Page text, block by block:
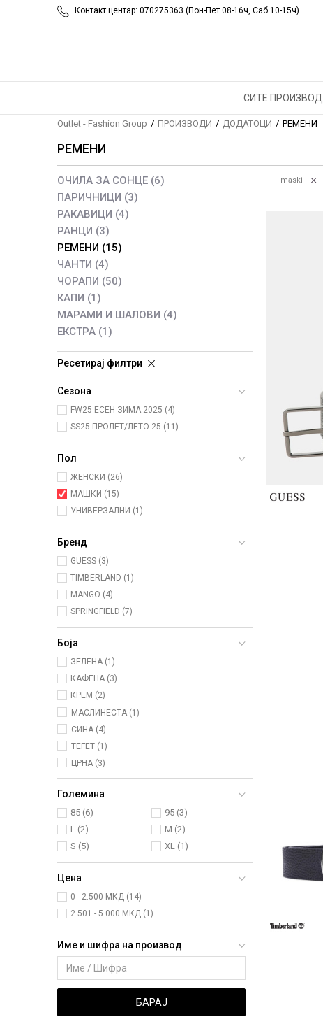
Контакт центар: 070275363 (Пон-Пет 08-16ч, Саб 10-15ч)
СИТЕ
Outlet - Fashion Group ПРОИЗВОДИ ДОДАТОЦИ РЕМЕНИ
РЕМЕНИ
ОЧИЛА ЗА СОНЦЕ (6)
ПАРИЧНИЦИ (3)
РАКАВИЦИ (4)
РАНЦИ (3)
РЕМЕНИ (15)
ЧАНТИ (4)
ЧОРАПИ (50)
КАПИ (1)
МАРАМИ И ШАЛОВИ (4)
ЕКСТРА (1)
Ресетирај филтри
Сезона
FW25 ЕСЕН ЗИМА 2025 (4)
SS25 ПРОЛЕТ/ЛЕТО 25 (11)
Пол
ЖЕНСКИ (26)
МАШКИ (15)
УНИВЕРЗАЛНИ (1)
Бренд
GUESS (3)
TIMBERLAND (1)
MANGO (4)
SPRINGFIELD (7)
Боја
ЗЕЛЕНА (1)
КАФЕНА (3)
КРЕМ (2)
МАСЛИНЕСТА (1)
СИНА (4)
ТЕГЕТ (1)
ЦРНА (3)
Големина
85 (6) 95 (3)
L (2) M (2)
S (5) XL (1)
Цена
0 - 2.500 МКД (14)
2.501 - 5.000 МКД (1)
Име и шифра на производ
БАРАЈ
maski